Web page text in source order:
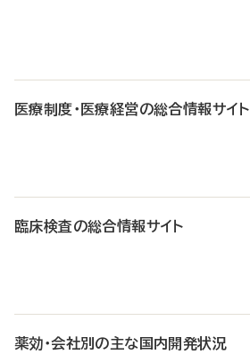
医療制度・医療経営の総合情報サイト
臨床検査の総合情報サイト
薬効・会社別の主な国内開発状況